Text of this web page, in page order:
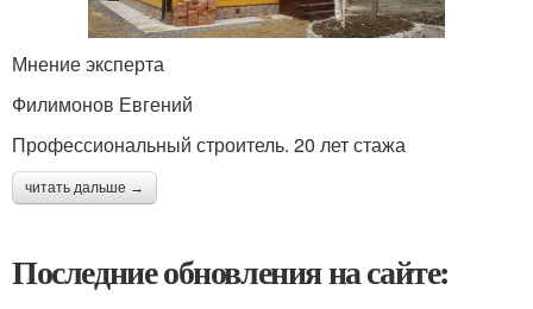
Мнение эксперта
Филимонов Евгений
Профессиональный строитель. 20 лет стажа
читать дальше →
Последние обновления на сайте: